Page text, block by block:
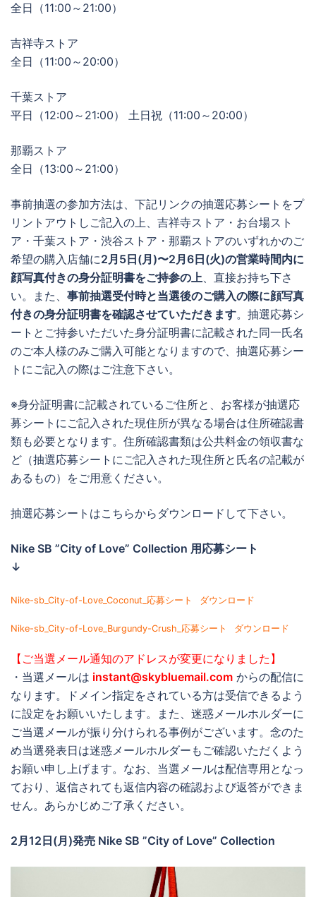
全日（11:00～21:00）
吉祥寺ストア
全日（11:00～20:00）
千葉ストア
平日（12:00～21:00） 土日祝（11:00～20:00）
那覇ストア
全日（13:00～21:00）
事前抽選の参加方法は、下記リンクの抽選応募シートをプ
リントアウトしご記入の上、吉祥寺ストア・お台場スト
ア・千葉ストア・渋谷ストア・那覇ストアのいずれかのご
希望の購入店舗に2月5日(月)〜2月6日(火)の営業時間内に
顔写真付きの身分証明書をご持参の上、直接お持ち下さ
い。また、 事前抽選受付時と当選後のご購入の際に顔写真
付きの身分証明書を確認させていただきます。抽選応募シ
ートとご持参いただいた身分証明書に記載された同一氏名
のご本人様のみご購入可能となりますので、抽選応募シー
トにご記入の際はご注意下さい。
※身分証明書に記載されているご住所と、お客様が抽選応
募シートにご記入された現住所が異なる場合は住所確認書
類も必要となります。住所確認書類は公共料金の領収書な
ど（抽選応募シートにご記入された現住所と氏名の記載が
あるもの）をご用意ください。
抽選応募シートはこちらからダウンロードして下さい。
Nike SB ”City of Love” Collection 用応募シート
↓
Nike-sb_City-of-Love_Coconut_応募シート ダウンロード
Nike-sb_City-of-Love_Burgundy-Crush_応募シート ダウンロード
【ご当選メール通知のアドレスが変更になりました】
・当選メールは instant@skybluemail.com からの配信に
なります。ドメイン指定をされている方は受信できるよう
に設定をお願いいたします。また、迷惑メールホルダーに
ご当選メールが振り分けられる事例がございます。念のた
め当選発表日は迷惑メールホルダーもご確認いただくよう
お願い申し上げます。なお、当選メールは配信専用となっ
ており、返信されても返信内容の確認および返答ができま
せん。あらかじめご了承ください。
2月12日(月)発売 Nike SB ”City of Love” Collection